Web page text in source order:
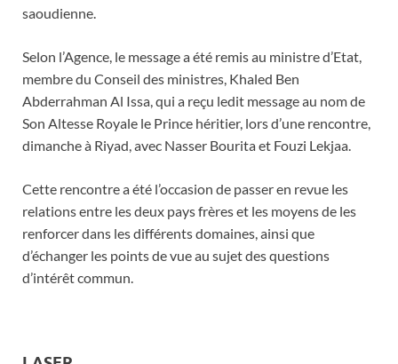
saoudienne.
Selon l’Agence, le message a été remis au ministre d’Etat,
membre du Conseil des ministres, Khaled Ben
Abderrahman Al Issa, qui a reçu ledit message au nom de
Son Altesse Royale le Prince héritier, lors d’une rencontre,
dimanche à Riyad, avec Nasser Bourita et Fouzi Lekjaa.
Cette rencontre a été l’occasion de passer en revue les
relations entre les deux pays frères et les moyens de les
renforcer dans les différents domaines, ainsi que
d’échanger les points de vue au sujet des questions
d’intérêt commun.